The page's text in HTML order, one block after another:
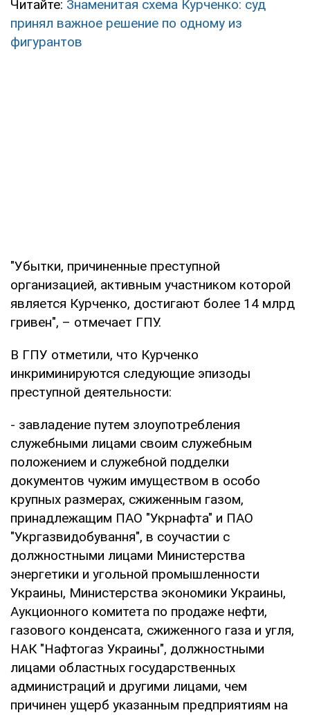
Читайте: Знаменитая схема Курченко: суд
принял важное решение по одному из
фигурантов
"Убытки, причиненные преступной
организацией, активным участником которой
является Курченко, достигают более 14 млрд
гривен", – отмечает ГПУ.
В ГПУ отметили, что Курченко
инкриминируются следующие эпизоды
преступной деятельности:
- завладение путем злоупотребления
служебными лицами своим служебным
положением и служебной подделки
документов чужим имуществом в особо
крупных размерах, сжиженным газом,
принадлежащим ПАО "Укрнафта" и ПАО
"Укргазвидобування", в соучастии с
должностными лицами Министерства
энергетики и угольной промышленности
Украины, Министерства экономики Украины,
Аукционного комитета по продаже нефти,
газового конденсата, сжиженного газа и угля,
НАК "Нафтогаз Украины", должностными
лицами областных государственных
администраций и другими лицами, чем
причинен ущерб указанным предприятиям на